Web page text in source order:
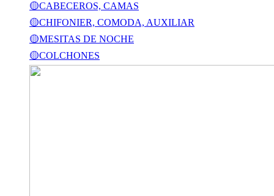
🟡CABECEROS, CAMAS
🟡CHIFONIER, COMODA, AUXILIAR
🟡MESITAS DE NOCHE
🟡COLCHONES